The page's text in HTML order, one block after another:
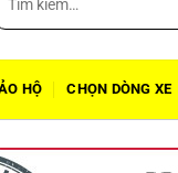
kiếm:
HỘ CHỌN DÒNG XE